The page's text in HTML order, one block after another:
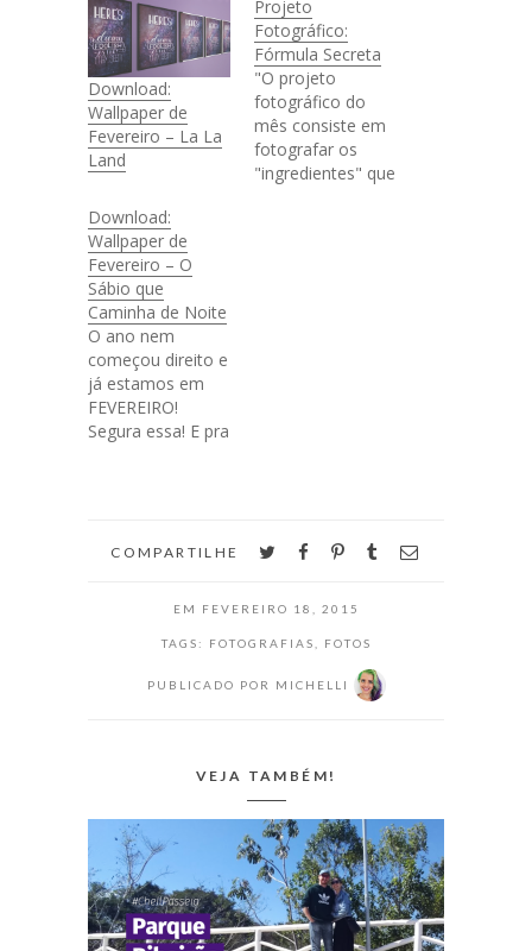
Download:
Wallpaper de
Fevereiro – La La
Land
Projeto
Fotográfico:
Fórmula Secreta
"O projeto
fotográfico do
mês consiste em
fotografar os
"ingredientes" que
Download:
Wallpaper de
Fevereiro – O
Sábio que
Caminha de Noite
O ano nem
começou direito e
já estamos em
FEVEREIRO!
Segura essa! E pra
neste mês eu
uma ilustração
que fiz em
no KDrama "The
COMPARTILHE twitterfacebookpinterest
tumblr
EM FEVEREIRO 18, 2015
TAGS: FOTOGRAFIAS FOTOS
PUBLICADO POR MICHELLI
VEJA TAMBÉM!